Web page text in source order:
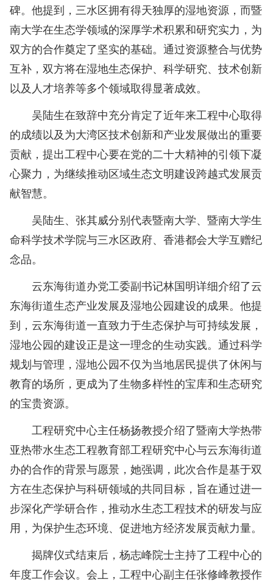
碑。他提到，三水区拥有得天独厚的湿地资源，而暨
南大学在生态学领域的深厚学术积累和研究实力，为
双方的合作奠定了坚实的基础。通过资源整合与优势
互补，双方将在湿地生态保护、科学研究、技术创新
以及人才培养等多个领域取得显著成效。
吴陆生在致辞中充分肯定了近年来工程中心取得
的成绩以及为大湾区技术创新和产业发展做出的重要
贡献，提出工程中心要在党的二十大精神的引领下凝
心聚力，为继续推动区域生态文明建设跨越式发展贡
献智慧。
吴陆生、张其威分别代表暨南大学、暨南大学生
命科学技术学院与三水区政府、香港都会大学互赠纪
念品。
云东海街道办党工委副书记林国明详细介绍了云
东海街道生态产业发展及湿地公园建设的成果。他提
到，云东海街道一直致力于生态保护与可持续发展，
湿地公园的建设正是这一理念的生动实践。通过科学
规划与管理，湿地公园不仅为当地居民提供了休闲与
教育的场所，更成为了生物多样性的宝库和生态研究
的宝贵资源。
工程研究中心主任杨扬教授介绍了暨南大学热带
亚热带水生态工程教育部工程研究中心与云东海街道
办的合作的背景与愿景，她强调，此次合作是基于双
方在生态保护与科研领域的共同目标，旨在通过进一
步深化产学研合作，推动水生态工程技术的研发与应
用，为保护生态环境、促进地方经济发展贡献力量。
揭牌仪式结束后，杨志峰院士主持了工程中心的
年度工作会议。会上，工程中心副主任张修峰教授作